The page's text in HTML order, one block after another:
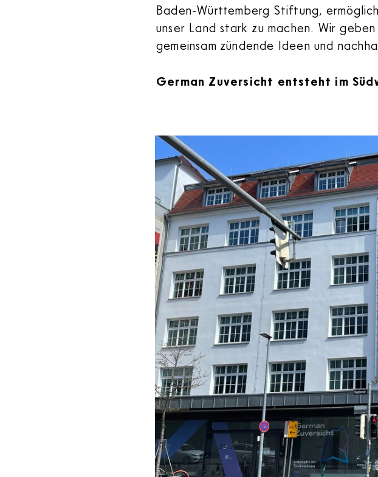
Baden-Württemberg Stiftung,
unser Land stark zu machen. Wir
gemeinsam zündende Ideen und
German Zuversicht entsteht im